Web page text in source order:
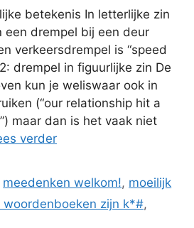
betekenis In letterlijke zin
een drempel bij een deur
verkeersdrempel is “speed
drempel in figuurlijke zin De
kun je weliswaar ook in
(“our relationship hit a
maar dan is het vaak niet
verder
meedenken welkom!, moeilijk
woordenboeken zijn k*#,